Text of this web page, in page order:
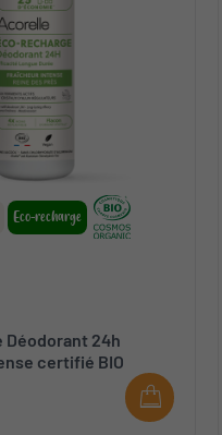
Eco-recharge
Déodorant 24h
certifié BIO